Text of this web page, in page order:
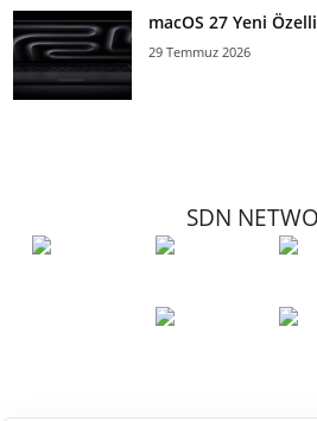
macOS 27 Yeni
29 Temmuz 2026
SDN